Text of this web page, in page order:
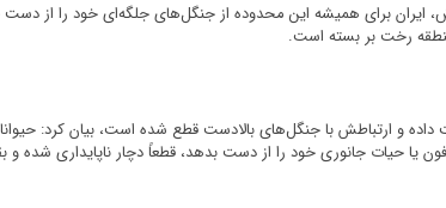
ایران برای همیشه این محدوده از جنگل‌های جلگه‌ای خود را از
رخت بر بسته است.
و ارتباطش با جنگل‌های بالادست قطع شده است، بیان کرد:
یا حیات جانوری خود را از دست بدهد، قطعاً دچار ناپایداری شده